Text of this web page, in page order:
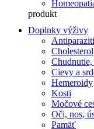
produkt
Doplnky výživy
Cholesterol
Cievy a
Hemeroidy
Kosti
Močové
Oči, nos,
Pamäť